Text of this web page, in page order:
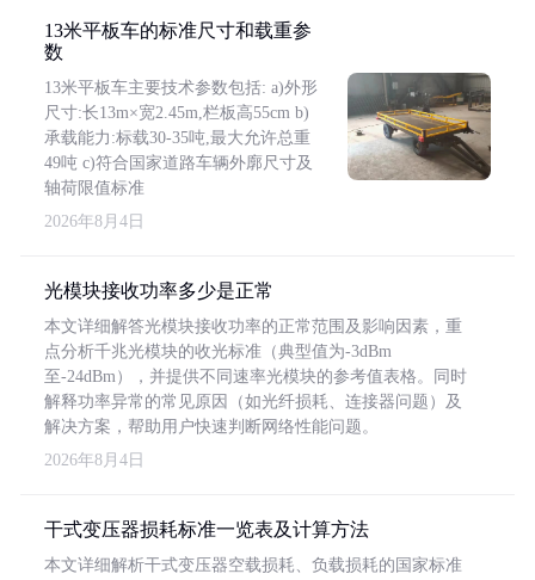
13米平板车的标准尺寸和载重参
数
13米平板车主要技术参数包括: a)外形
尺寸:长13m×宽2.45m,栏板高55cm b)
承载能力:标载30-35吨,最大允许总重
49吨 c)符合国家道路车辆外廓尺寸及
轴荷限值标准
2026年8月4日
光模块接收功率多少是正常
本文详细解答光模块接收功率的正常范围及影响因素，重
点分析千兆光模块的收光标准（典型值为-3dBm
至-24dBm），并提供不同速率光模块的参考值表格。同时
解释功率异常的常见原因（如光纤损耗、连接器问题）及
解决方案，帮助用户快速判断网络性能问题。
2026年8月4日
干式变压器损耗标准一览表及计算方法
本文详细解析干式变压器空载损耗、负载损耗的国家标准